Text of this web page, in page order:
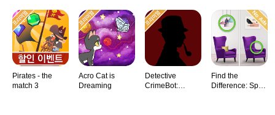
Pirates - the
match 3
Acro Cat is
Dreaming
Detective
CrimeBot:
Find the
Difference: Spot